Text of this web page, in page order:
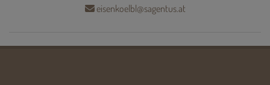
eisenkoelbl@sagentus.at